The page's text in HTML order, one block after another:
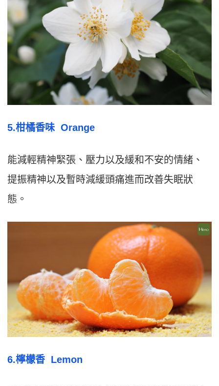
5.柑橘香味 Orange
能減輕精神緊張、壓力以及緩和不安的情緒、
提振精神以及暫時減緩頭痛進而改善失眠狀
態。
6.檸檬香 Lemon